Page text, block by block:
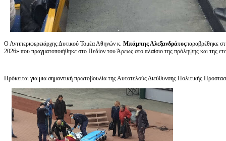
Ο Αντιπεριφερειάρχης Δυτικού Τομέα Αθηνών κ. Μπάμπης Αλεξανδράτοςπαραβρέθηκε
2026» που πραγματοποιήθηκε στο Πεδίον του Άρεως στο πλαίσιο της πρόληψης και της
Πρόκειται για μια σημαντική πρωτοβουλία της Αυτοτελούς Διεύθυνσης Πολιτικής